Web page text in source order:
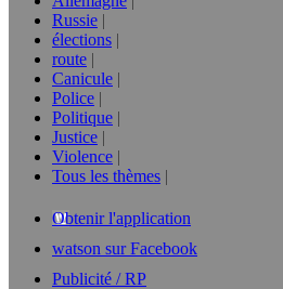
Russie
élections
route
Canicule
Police
Politique
Justice
Violence
Tous les thèmes
Obtenir l'application
watson sur Facebook
Publicité / RP